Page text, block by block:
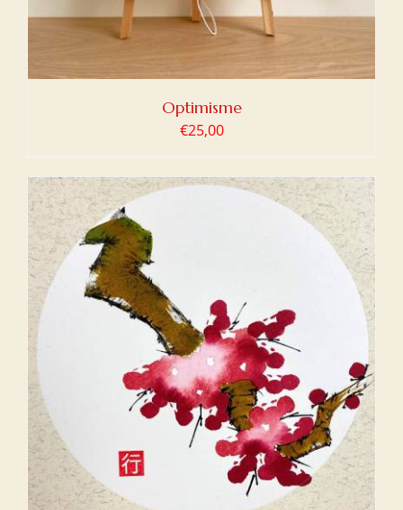
Optimisme
€25,00